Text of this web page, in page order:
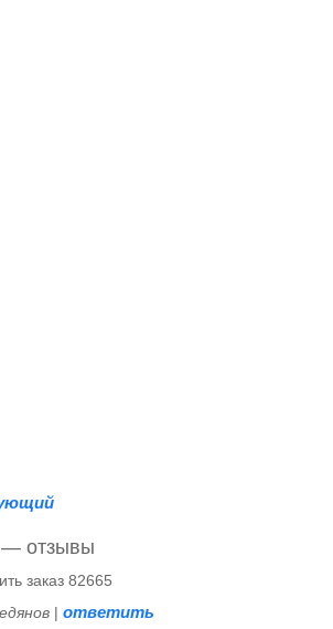
— отзывы
заказ 82665
| ответить